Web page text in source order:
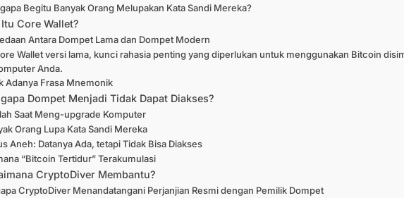
Begitu Banyak Orang Melupakan Kata Sandi Mereka?
Core Wallet?
Antara Dompet Lama dan Dompet Modern
Wallet versi lama, kunci rahasia penting yang diperlukan untuk menggunakan Bitcoin
Anda.
Adanya Frasa Mnemonik
Dompet Menjadi Tidak Dapat Diakses?
Saat Meng-upgrade Komputer
Orang Lupa Kata Sandi Mereka
Aneh: Datanya Ada, tetapi Tidak Bisa Diakses
“Bitcoin Tertidur” Terakumulasi
CryptoDiver Membantu?
CryptoDiver Menandatangani Perjanjian Resmi dengan Pemilik Dompet